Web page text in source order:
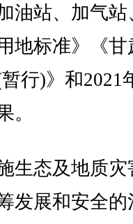
油站、加气站
地标准》《甘
行)》和2021
。
态及地质灾
发展和安全的